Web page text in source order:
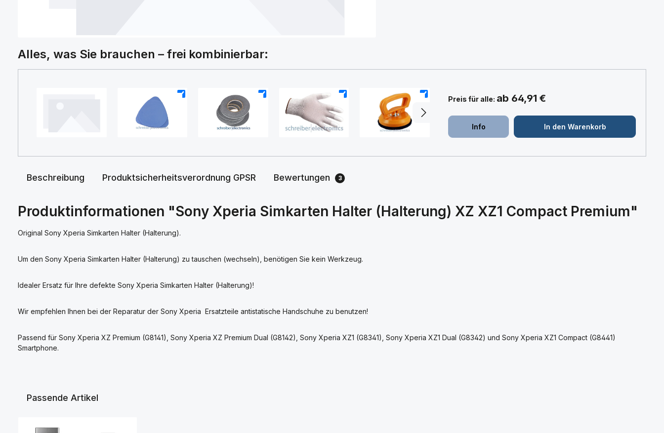
Alles, was Sie brauchen – frei kombinierbar:
Preis für alle: ab 64,91 €
Info In den Warenkorb
Beschreibung Produktsicherheitsverordnung GPSR Bewertungen 3
Produktinformationen "Sony Xperia Simkarten Halter (Halterung) XZ XZ1 Compact Premium"
Original Sony Xperia Simkarten Halter (Halterung).
Um den Sony Xperia Simkarten Halter (Halterung) zu tauschen (wechseln), benötigen Sie kein Werkzeug.
Idealer Ersatz für Ihre defekte Sony Xperia Simkarten Halter (Halterung)!
Wir empfehlen Ihnen bei der Reparatur der Sony Xperia Ersatzteile antistatische Handschuhe zu benutzen!
Passend für Sony Xperia XZ Premium (G8141), Sony Xperia XZ Premium Dual (G8142), Sony Xperia XZ1 (G8341), Sony Xperia XZ1 Dual (G8342) und Sony Xperia XZ1 Compact (G8441)
Smartphone.
Passende Artikel